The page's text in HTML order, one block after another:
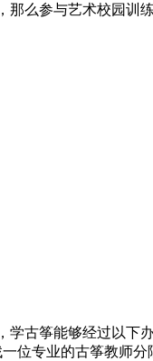
那么参与艺术校园训
学古筝能够经过以下
位专业的古筝教师分